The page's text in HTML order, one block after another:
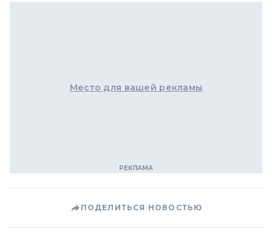
Место для вашей рекламы
ПОДЕЛИТЬСЯ НОВОСТЬЮ